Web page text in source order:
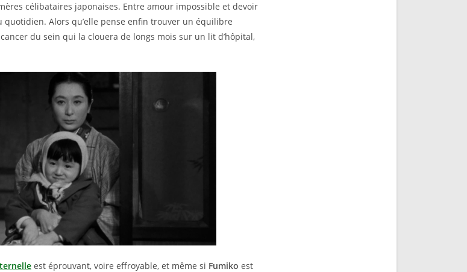
célibataires japonaises. Entre amour impossible et devoir
quotidien. Alors qu’elle pense enfin trouver un équilibre
du sein qui la clouera de longs mois sur un lit d’hôpital,
est éprouvant, voire effroyable, et même si Fumiko est